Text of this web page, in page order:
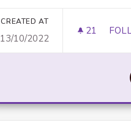
CREATED AT
13/10/2022
21 21